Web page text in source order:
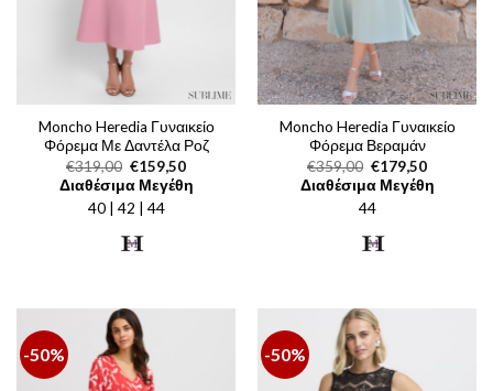
Moncho Heredia Γυναικείο
Φόρεμα Με Δαντέλα Ροζ
€319,00 Original
price
was:
€319,00.
€159,50Η
τρέχουσα
τιμή
Διαθέσιμα Μεγέθη
40 | 42 | 44
Moncho Heredia Γυναικείο
Φόρεμα Βεραμάν
€359,00 Original
price
was:
€359,00.
€179,50Η
τρέχουσα
τιμή
Διαθέσιμα Μεγέθη
44
-50% -50%